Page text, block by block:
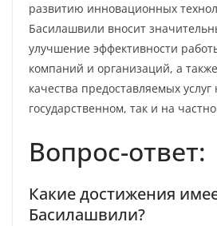
развитию инновационных
Басилашвили вносит
улучшение эффективности
компаний и организаций, а
качества предоставляемых услуг
государственном, так и на
Вопрос-ответ:
Какие достижения
Басилашвили?